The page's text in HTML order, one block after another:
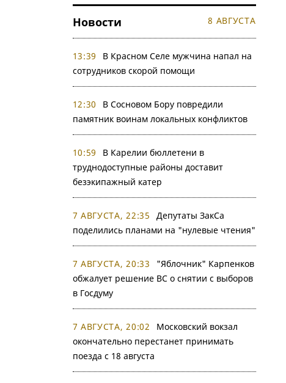
Новости 8 АВГУСТА
13:39
В Красном Селе мужчина напал на
сотрудников скорой помощи
12:30
В Сосновом Бору повредили
памятник воинам локальных конфликтов
10:59
В Карелии бюллетени в
труднодоступные районы доставит
безэкипажный катер
7 АВГУСТА, 22:35
Депутаты ЗакСа
поделились планами на "нулевые чтения"
7 АВГУСТА, 20:33
"Яблочник" Карпенков
обжалует решение ВС о снятии с выборов
в Госдуму
7 АВГУСТА, 20:02
Московский вокзал
окончательно перестанет принимать
поезда с 18 августа